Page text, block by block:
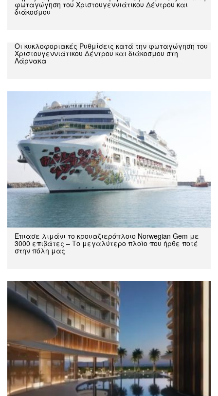
φωταγώγηση του Χριστουγεννιάτικου Δέντρου και
διάκοσμου
Oι κυκλοφοριακές Ρυθμίσεις κατά την φωταγώγηση του
Χριστουγεννιάτικου Δέντρου και διάκοσμου στη
Λάρνακα
Έπιασε λιμάνι το κρουαζιερόπλοιο Norwegian Gem με
3000 επιβάτες – Το μεγαλύτερο πλοίο που ήρθε ποτέ
στην πόλη μας